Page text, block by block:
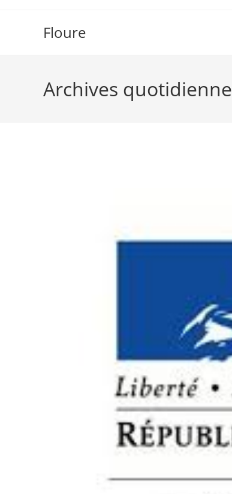
Floure
Archives